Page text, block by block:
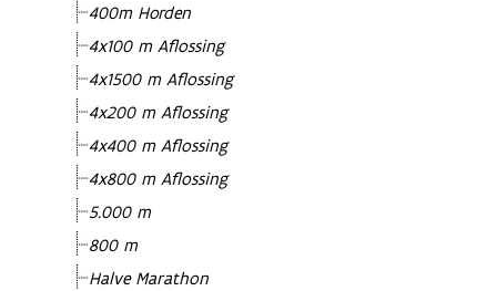
400m Horden
4x100 m Aflossing
4x1500 m Aflossing
4x200 m Aflossing
4x400 m Aflossing
4x800 m Aflossing
5.000 m
800 m
Halve Marathon